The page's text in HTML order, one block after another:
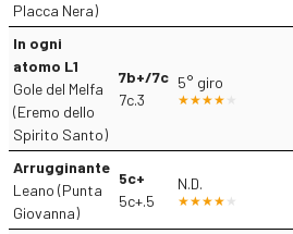
Placca Nera)
In ogni
atomo L1
Gole del Melfa
(Eremo dello
Spirito Santo)
7b+/7c
7c.3
5° giro
Arrugginante
Leano (Punta
Giovanna)
5c+
5c+.5
N.D.